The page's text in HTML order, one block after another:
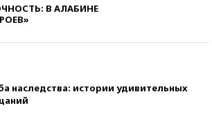
В АЛАБИНЕ
наследства: истории удивительных